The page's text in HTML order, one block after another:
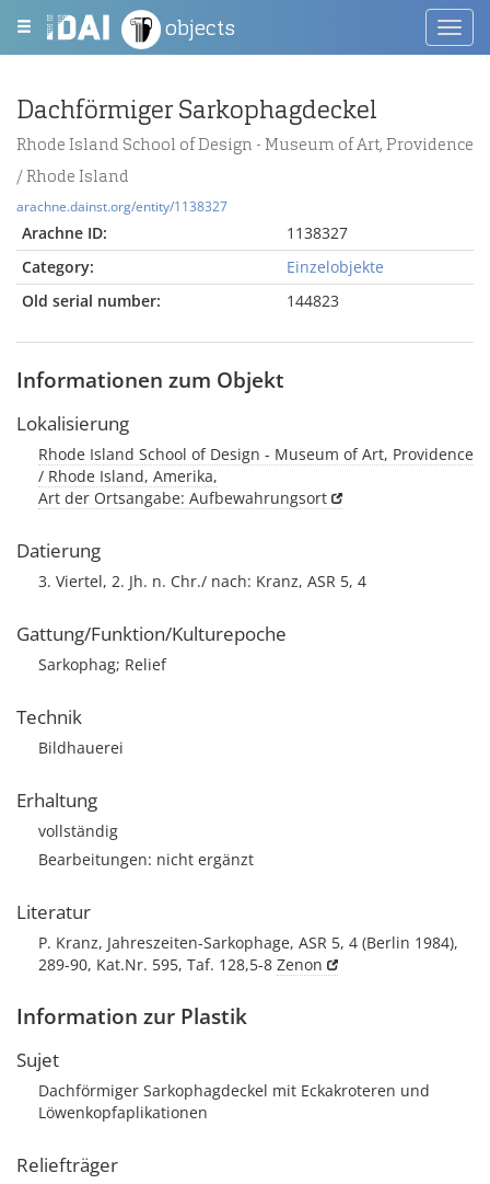
objects
Dachförmiger Sarkophagdeckel
Rhode Island School of Design - Museum of Art, Providence
/ Rhode Island
arachne.dainst.org/entity/1138327
Arachne ID:
1138327
Category:
Einzelobjekte
Old serial number:
144823
Informationen zum Objekt
Lokalisierung
Rhode Island School of Design - Museum of Art, Providence
/ Rhode Island, Amerika,
Art der Ortsangabe: Aufbewahrungsort
Datierung
3. Viertel, 2. Jh. n. Chr./ nach: Kranz, ASR 5, 4
Gattung/Funktion/Kulturepoche
Sarkophag; Relief
Technik
Bildhauerei
Erhaltung
vollständig
Bearbeitungen: nicht ergänzt
Literatur
P. Kranz, Jahreszeiten-Sarkophage, ASR 5, 4 (Berlin 1984),
289-90, Kat.Nr. 595, Taf. 128,5-8 Zenon
Information zur Plastik
Sujet
Dachförmiger Sarkophagdeckel mit Eckakroteren und
Löwenkopfaplikationen
Reliefträger